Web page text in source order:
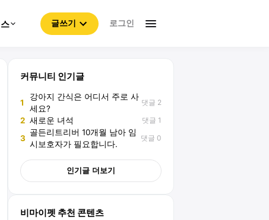
글쓰기 로그인
커뮤니티 인기글
1
강아지 간식은 어디서 주로 사
세요?
댓글 2
2 새로운 녀석 댓글 1
3
골든리트리버 10개월 남아 임
시보호자가 필요합니다.
댓글 0
인기글 더보기
비마이펫 추천 콘텐츠